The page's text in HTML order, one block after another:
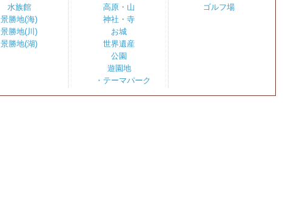
水族館
景勝地(海)
景勝地(川)
景勝地(湖)
高原・山
神社・寺
お城
世界遺産
公園
遊園地
・テーマパーク
ゴルフ場